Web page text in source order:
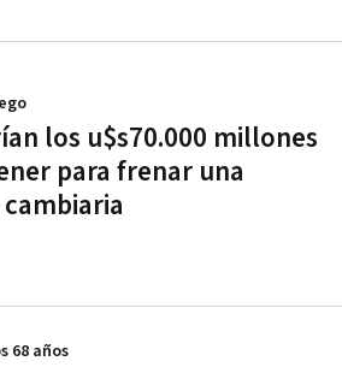
los u$s70.000 millones
para frenar una
68 años